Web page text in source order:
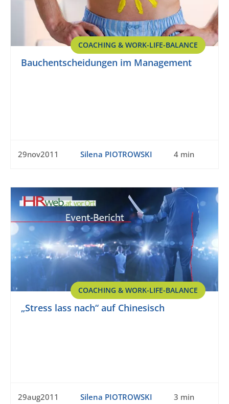
COACHING & WORK-LIFE-BALANCE
Bauchentscheidungen im Management
29nov2011 Silena PIOTROWSKI 4 min
COACHING & WORK-LIFE-BALANCE
„Stress lass nach“ auf Chinesisch
29aug2011 Silena PIOTROWSKI 3 min